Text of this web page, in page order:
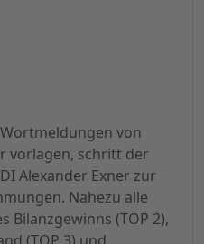
von
vorlagen, schritt der
Alexander Exner zur
Nahezu alle
Bilanzgewinns (TOP 2),